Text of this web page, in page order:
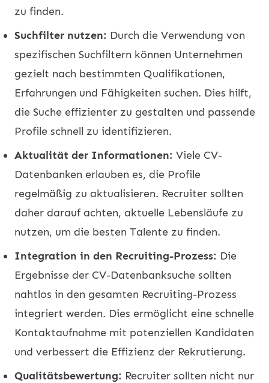
zu finden.
Suchfilter nutzen: Durch die Verwendung von
spezifischen Suchfiltern können Unternehmen
gezielt nach bestimmten Qualifikationen,
Erfahrungen und Fähigkeiten suchen. Dies hilft,
die Suche effizienter zu gestalten und passende
Profile schnell zu identifizieren.
Aktualität der Informationen: Viele CV-
Datenbanken erlauben es, die Profile
regelmäßig zu aktualisieren. Recruiter sollten
daher darauf achten, aktuelle Lebensläufe zu
nutzen, um die besten Talente zu finden.
Integration in den Recruiting-Prozess: Die
Ergebnisse der CV-Datenbanksuche sollten
nahtlos in den gesamten Recruiting-Prozess
integriert werden. Dies ermöglicht eine schnelle
Kontaktaufnahme mit potenziellen Kandidaten
und verbessert die Effizienz der Rekrutierung.
Qualitätsbewertung: Recruiter sollten nicht nur